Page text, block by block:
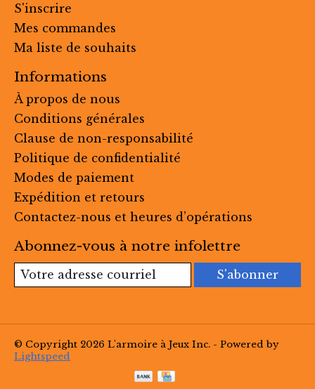
S'inscrire
Mes commandes
Ma liste de souhaits
Informations
À propos de nous
Conditions générales
Clause de non-responsabilité
Politique de confidentialité
Modes de paiement
Expédition et retours
Contactez-nous et heures d’opérations
Abonnez-vous à notre infolettre
S'abonner
© Copyright 2026 L'armoire à Jeux Inc. - Powered by
Lightspeed